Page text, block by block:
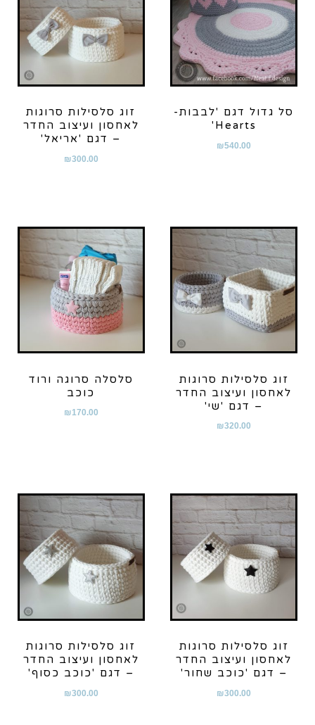
סל גדול דגם 'לבבות-
Hearts'
₪540.00
זוג סלסילות סרוגות
לאחסון ועיצוב החדר
– דגם 'אריאל'
₪300.00
זוג סלסילות סרוגות
לאחסון ועיצוב החדר
– דגם 'שי'
₪320.00
סלסלה סרוגה ורוד
כוכב
₪170.00
זוג סלסילות סרוגות
לאחסון ועיצוב החדר
– דגם 'כוכב שחור'
₪300.00
זוג סלסילות סרוגות
לאחסון ועיצוב החדר
– דגם 'כוכב כסוף'
₪300.00